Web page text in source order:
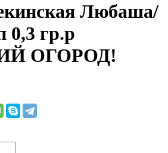
Любаша/
0,3 гр.р
ОГОРОД!